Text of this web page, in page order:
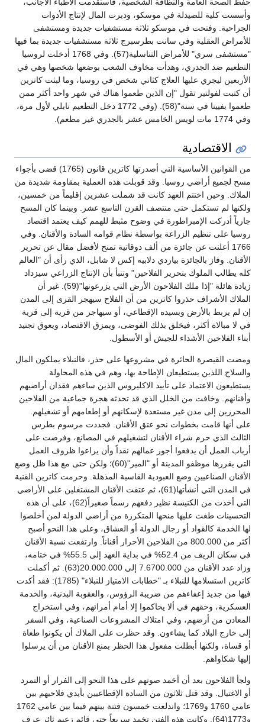
وأسست كلية للصيدلة في موسكو، ودبرت المال لإنتاج الأدوات
الجراحية. وفتحت في موسكو ثلاثة مستشفيات جديدة ومستشفى
للأمراض العقلية وفي سانت بطرسبرج ثلاثة مستشفيات جديدة بما فيها
"مستشفى سري" للأمراض التناسلية(57). وفي 1768 أدخلت لروسيا
التطعيم ضد الجدري، وهدأت مخاوف الشعب بوضعها شخصها وهي في
الأربعين ليجري عليها العلاج كثاني شخص في روسيا، وما لبثت كاترين
أن كتبت لفولتير تقول "إن الذين طعموا هناك في شهر واحد أكثر ممن
طعموا بفيينا في سنة"(58). (وفي 1772 دخل التطعيم نابلي لأول مرة،
وفي 1774 مات لويس الخامس عشر بالجدري غير مطعم).
الاقتصادية
من القوانين الأساسية التي أصدرتها كاترين قانون (1765) قضى بأجواء
مسح لجميع أراضي روسيا. وقد قوبلت هذه العملية بمقاومة شديدة من
الملاك. وحين اختتم العهد كانت قد شملت عشرين إقليماً من خمسين،
ولكنها لم تستكمل حتى منتصف القرن التاسع عشر. وبينما كان المسح
جارياً أدركت الإمبراطورة في وضوح مثبط للهمم كيف يعتمد اقتصاد
روسيا على تنظيم الزراعة بواسطة نظام قوامه السادة والأقنان. وفي
1766 أعلنت عن جائزة من ألف دوقاتية تمنح لأفضل مقال عن تحرير
الأقنان. وفاز بالجائزة بياردي دلابيه إكس لا شابل، الذي رأى أن "العالم
كله يطالب الملوك بتحرير الفلاحين" وتنبأ بأن الإنتاج الزراعي سيزداد
زيادة هائلة "إذا ملك الفلاحون الأرض التي يزرعونها"(59). غير أن
الملاك الأشراف حذروا كاترين من أن الفلاح سيهجر القرى إلى المدن
إن لم يربط بالأرض وبسيده الإقطاعي، أو سيهاجر من قرية إلى قرية
في لا مبالاة أكثر، فيخلق بذلك الفوضى، ويمزق الاقتصاد، ويعوق تجنيد
أبناء الفلاحين الأشداء للجيش أو الأسطول.
ومضت القيصرة الحائرة في مشروعها على حذر، فالنبلاء يملكون المال
والسلاح اللذين يستطيعان الإطاحة بها، وهم في هذه المحاولة
يستطيعون الاعتماد على تأييد الاكليروس الذين ساءهم فقدان أراضيهم
وأقنانهم. وخافت من الخلل الذي قد تحدثه هجرة جماعية من الفلاحين
المحررين إلى مدن غير مستعدة لإسكانهم أو إطعامهم أو تشغيلهم.
على أنها قامت بخطوات نحو عتق الأقنان. فجددت مرسوم بطرس
الثالث الذي حرم شراء الأقنان لتشغيلهم في المصانع، وفرضت على
أرباب العمل أن يدفعوا أجور عمالهم نقداً وأن يراعوا ظروف العمل
التي يقررها موظفو المدينة أو "المير"(60)؛ ولكن حتى مع هذا ظل وضع
الأقنان الصناعيين وضع العبودية القاسية المذهلة. وحرمت كاترين القنية
في المدن التي أنشأتها(61)، ثم عتقت الأقنان المشتغلين على الأراضي
التي أخذت من الكنيسة نظير دفعهم رسماً صغيراً(62)، على أن هذه
التحسينات طغت عليها منحها المتكررة من أراضي الدولة لمن أخلصوا
لها الخدمة كالقواد أو رجال الدولة أو العشاق، وعلى هذا النحو أصبح
أكثر من 800.000 من الفلاحين الأحرار أقناناً. وارتفعت نسبة الأقنان
في سكان الريف من 52.4% في بداية العهد إلى 55.5% في ختامه،
وزاد عدد الأقنان من 7.6700.000 إلى 20.000.000(63). ثم أكملت
كاترين استسلامها للنبلاء بـ "خطابات الامتياز للنبلاء" (1785): فقد أكدت
فيها من جديد إعفاءهم من ضريبة الرؤوس، والعقوبة البدنية، والخدمة
العسكرية، وحقهم في ألا يحاكموا إلا أمام أمرائهم، وفي استخراج
المعادن من أرضهم، وفي امتلاك المشروعات الصناعية، وفي السفر
إلى خارج البلاد كما يشاءون. وقد حظرت على الملاك أن يكونوا طغاة
أو قساة، ولكنها أبطلت مفعول هذا الحظر بمنع الأقنان من أن يرسلوا
إليها شكاواهم.
ولجأ الفلاحون بعد أن أخمد صوتهم على هذا النحو إلى الفرار أو التمرد
أو الاغتيال. وقد قتل ثلاثون من السادة الإقطاعيين بأيدي فلاحيهم بين
عامي 1760 و1769؛ واندلعت خمسون فتنة بينهم فيما بين عامي 1762
و1773(64). وكانت هذه الفتن تخمد سريعاً حتى قائم زعيم ثائر عرف